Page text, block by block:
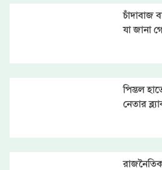
চাঁদাবাজ
যা জানা
পিস্তল
নেতার
রাজনৈতিক